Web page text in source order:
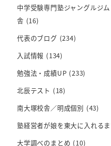
中学受験専門塾ジャングルジ
舎 (16)
代表のブログ (234)
入試情報 (134)
勉強法・成績UP (233)
北辰テスト (18)
南大塚校舎／明成個別 (43)
塾経営者が娘を東大に入れる
大学調べのまとめ (10)